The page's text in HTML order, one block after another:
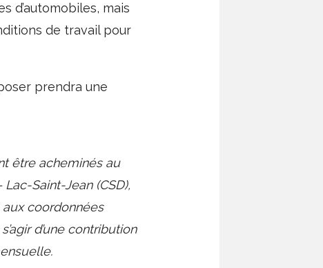
d’automobiles, mais
de travail pour
prendra une
être acheminés au
Saint-Jean (CSD),
aux coordonnées
d’une contribution